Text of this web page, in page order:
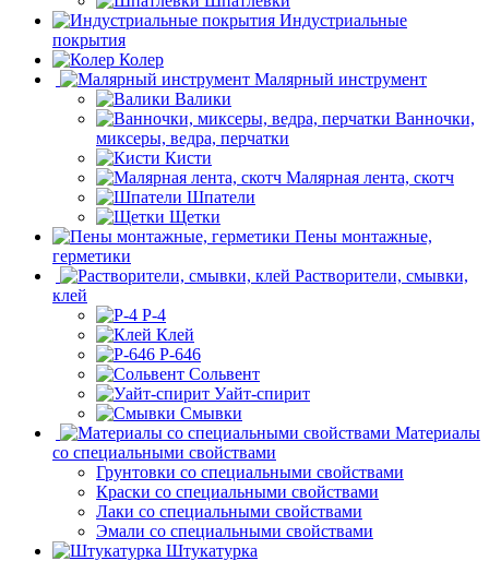
Индустриальные
покрытия
Колер
Малярный инструмент
Валики
Ванночки,
миксеры, ведра, перчатки
Кисти
Малярная лента, скотч
Шпатели
Щетки
Пены монтажные,
герметики
Растворители, смывки,
клей
Р-4
Клей
Р-646
Сольвент
Уайт-спирит
Смывки
Материалы
со специальными свойствами
Грунтовки со специальными свойствами
Краски со специальными свойствами
Лаки со специальными свойствами
Эмали со специальными свойствами
Штукатурка